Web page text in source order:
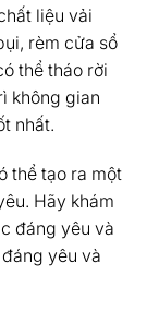
liệu vải
rèm cửa sổ
thể tháo rời
không gian
nhất.
thể tạo ra một
Hãy khám
đáng yêu và
yêu và